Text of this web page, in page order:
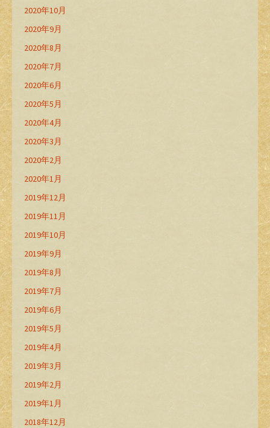
2020年10月
2020年9月
2020年8月
2020年7月
2020年6月
2020年5月
2020年4月
2020年3月
2020年2月
2020年1月
2019年12月
2019年11月
2019年10月
2019年9月
2019年8月
2019年7月
2019年6月
2019年5月
2019年4月
2019年3月
2019年2月
2019年1月
2018年12月